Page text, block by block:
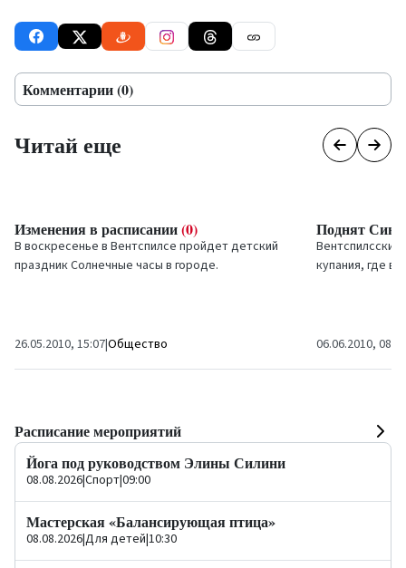
Комментарии (0)
Читай еще
Изменения в расписании(0)
В воскресенье в Вентспилсе пройдет детский
праздникСолнечные часы в городе.
26.05.2010, 15:07|Общество
Поднят
Вентспилсский
купания, где в
06.06.2010, 08:00
Расписание мероприятий
Йога под руководством Элины Силини
08.08.2026|Спорт|09:00
Мастерская «Балансирующая птица»
08.08.2026|Для детей|10:30